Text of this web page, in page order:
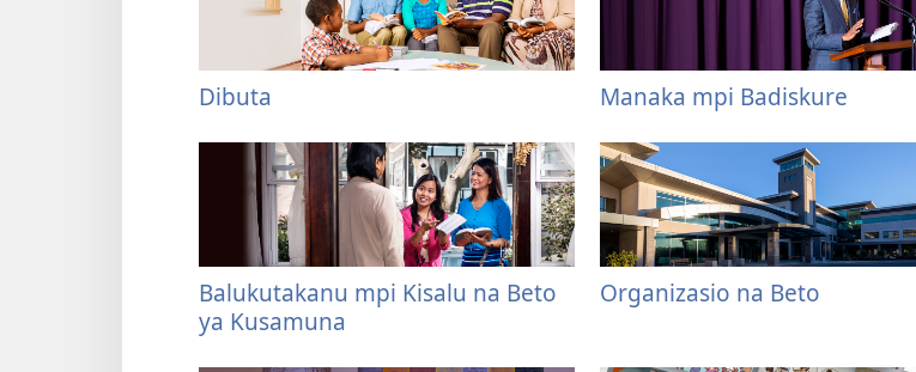
Dibuta Manaka mpi Badiskure
Balukutakanu mpi Kisalu na Beto
ya Kusamuna
Organizasio na Beto